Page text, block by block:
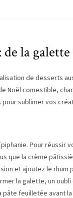
de la
de desserts
Noël comestible,
sublimer vos
Pour réussir
que la crème
et ajoutez le
la galette, un
feuilletée avant la